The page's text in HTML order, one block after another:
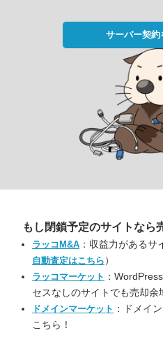
サーバー契約
もし閉鎖予定のサイトなら
ラッコM&A ：収益力があるサ
自動査定はこちら ）
ラッコマーケット ：
セスなしのサイトでも売却余
ドメインマーケット ：ドメイ
こちら！